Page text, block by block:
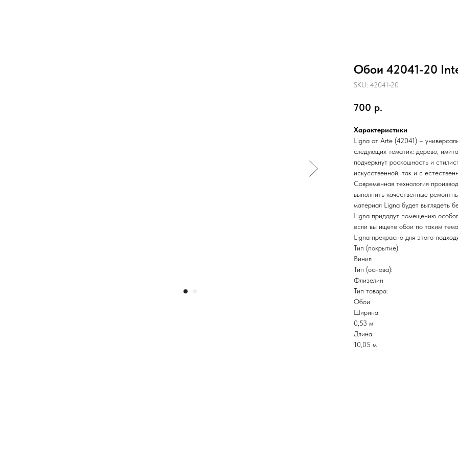
Обои 42041-20
SKU: 42041-20
700 р.
Характеристики
Ligna от Arte (42041) –
следующих тематик: дерево,
подчеркнут роскошность и
искусственной, так и с
Современная технология
выполнить качественные
материал Ligna будет выглядеть
Ligna придадут помещению
если вы ищете обои по таким
Ligna прекрасно для этого
Тип (покрытие):
Винил
Тип (основа):
Флизелин
Тип товара:
Обои
Ширина:
0,53 м
Длина:
10,05 м